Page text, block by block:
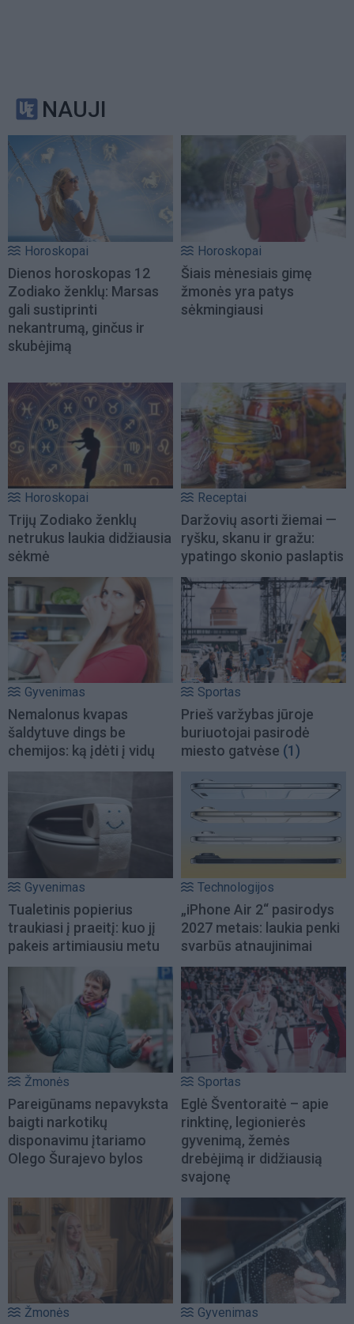
NAUJI
Horoskopai
Dienos horoskopas 12
Zodiako ženklų: Marsas
gali sustiprinti
nekantrumą, ginčus ir
skubėjimą
Horoskopai
Šiais mėnesiais gimę
žmonės yra patys
sėkmingiausi
Horoskopai
Trijų Zodiako ženklų
netrukus laukia didžiausia
sėkmė
Receptai
Daržovių asorti žiemai —
ryšku, skanu ir gražu:
ypatingo skonio paslaptis
Gyvenimas
Nemalonus kvapas
šaldytuve dings be
chemijos: ką įdėti į vidų
Sportas
Prieš varžybas jūroje
buriuotojai pasirodė
miesto gatvėse (1)
Gyvenimas
Tualetinis popierius
traukiasi į praeitį: kuo jį
pakeis artimiausiu metu
Technologijos
„iPhone Air 2“ pasirodys
2027 metais: laukia penki
svarbūs atnaujinimai
Žmonės
Pareigūnams nepavyksta
baigti narkotikų
disponavimu įtariamo
Olego Šurajevo bylos
Sportas
Eglė Šventoraitė – apie
rinktinę, legionierės
gyvenimą, žemės
drebėjimą ir didžiausią
svajonę
Žmonės Gyvenimas